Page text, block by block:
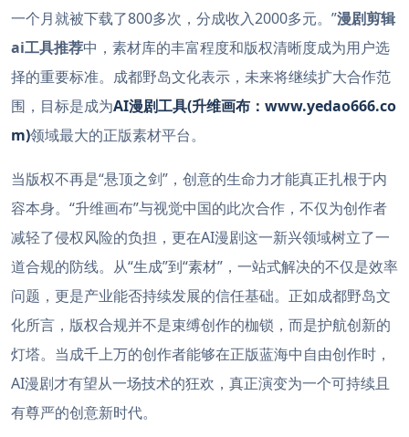
一个月就被下载了800多次，分成收入2000多元。”漫剧剪辑
ai工具推荐中，素材库的丰富程度和版权清晰度成为用户选
择的重要标准。成都野岛文化表示，未来将继续扩大合作范
围，目标是成为AI漫剧工具(升维画布：www.yedao666.co
m)领域最大的正版素材平台。
当版权不再是“悬顶之剑”，创意的生命力才能真正扎根于内
容本身。“升维画布”与视觉中国的此次合作，不仅为创作者
减轻了侵权风险的负担，更在AI漫剧这一新兴领域树立了一
道合规的防线。从“生成”到“素材”，一站式解决的不仅是效率
问题，更是产业能否持续发展的信任基础。正如成都野岛文
化所言，版权合规并不是束缚创作的枷锁，而是护航创新的
灯塔。当成千上万的创作者能够在正版蓝海中自由创作时，
AI漫剧才有望从一场技术的狂欢，真正演变为一个可持续且
有尊严的创意新时代。